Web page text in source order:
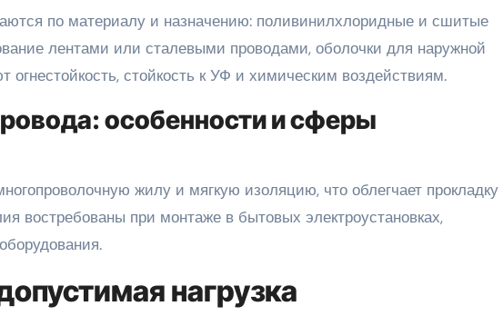
по материалу и назначению: поливинилхлоридные и сшитые
лентами или сталевыми проводами, оболочки для наружной
огнестойкость, стойкость к УФ и химическим воздействиям.
особенности и сферы
жилу и мягкую изоляцию, что облегчает прокладку
востребованы при монтаже в бытовых электроустановках,
нагрузка